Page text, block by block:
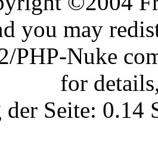
you may
PHP-Nuke
for
Seite: 0.14